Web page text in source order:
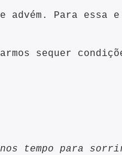
advém. Para essa
sequer
tempo para